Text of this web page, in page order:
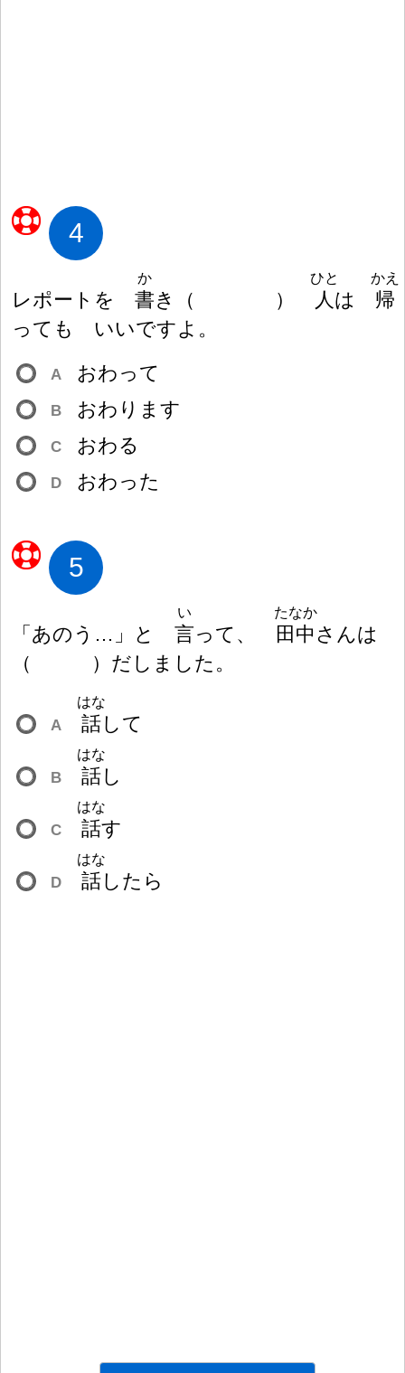
4
レポートを 書
か
き （ ） 人
ひと
は 帰
かえ
っても いいですよ。
A おわって
B おわります
C おわる
D おわった
5
「あのう…」と 言
い
って、 田 中
たなか
さんは
（
） だしました。
A 話
はな
して
B 話
はな
し
C 話
はな
す
D 話
はな
したら